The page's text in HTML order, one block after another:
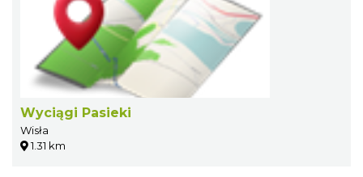
Wyciągi Pasieki
Wisła
1.31 km